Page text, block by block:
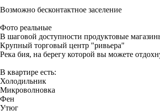
Возможно бесконтактное заселение
Фото реальные
В шаговой доступности продуктовые
Крупный торговый центр "ривьера"
Река бия, на берегу которой вы можете
В квартире есть:
Холодильник
Микроволновка
Фен
Утюг